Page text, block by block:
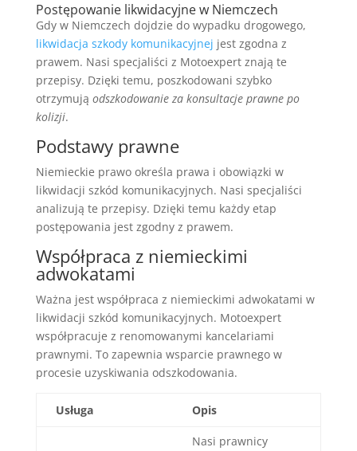
Postępowanie likwidacyjne w Niemczech
Gdy w Niemczech dojdzie do wypadku drogowego,
likwidacja szkody komunikacyjnej jest zgodna z
prawem. Nasi specjaliści z Motoexpert znają te
przepisy. Dzięki temu, poszkodowani szybko
otrzymują odszkodowanie za konsultacje prawne po
kolizji.
Podstawy prawne
Niemieckie prawo określa prawa i obowiązki w
likwidacji szkód komunikacyjnych. Nasi specjaliści
analizują te przepisy. Dzięki temu każdy etap
postępowania jest zgodny z prawem.
Współpraca z niemieckimi
adwokatami
Ważna jest współpraca z niemieckimi adwokatami w
likwidacji szkód komunikacyjnych. Motoexpert
współpracuje z renomowanymi kancelariami
prawnymi. To zapewnia wsparcie prawnego w
procesie uzyskiwania odszkodowania.
Usługa Opis
Nasi prawnicy